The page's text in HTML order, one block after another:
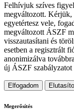
Felhívjuk szíves
megváltozott. Kérjük,
egyetértesz vele,
megváltozott ÁSZF
visszautasítani és
esetben a regisztrált
anonimizálva
új ÁSZF
Elfogadom
Megerősítés